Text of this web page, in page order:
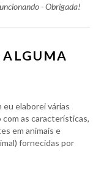
- Obrigada!
ALGUMA
eu elaborei várias
com as características,
em animais e
fornecidas por